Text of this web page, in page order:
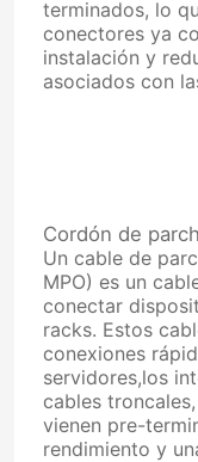
terminados, lo
conectores ya
instalación y
asociados con
Cordón de
Un cable de
MPO) es un
conectar
racks. Estos
conexiones
servidores,los
cables
vienen pre-
rendimiento y